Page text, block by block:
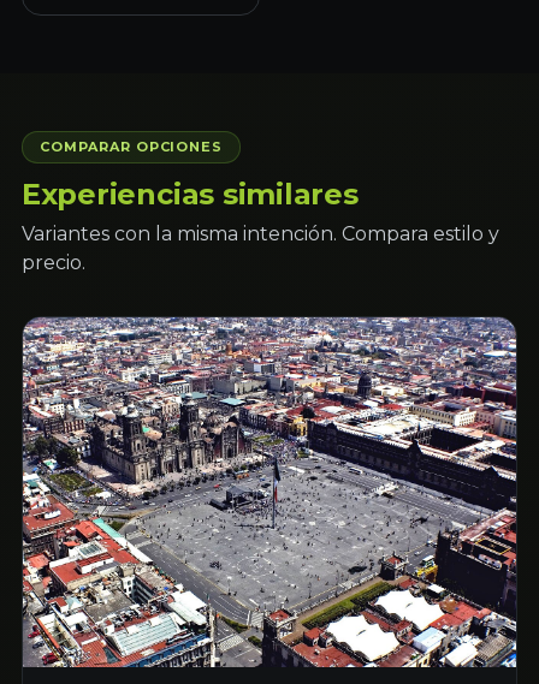
COMPARAR OPCIONES
Experiencias similares
Variantes con la misma intención. Compara estilo y
precio.